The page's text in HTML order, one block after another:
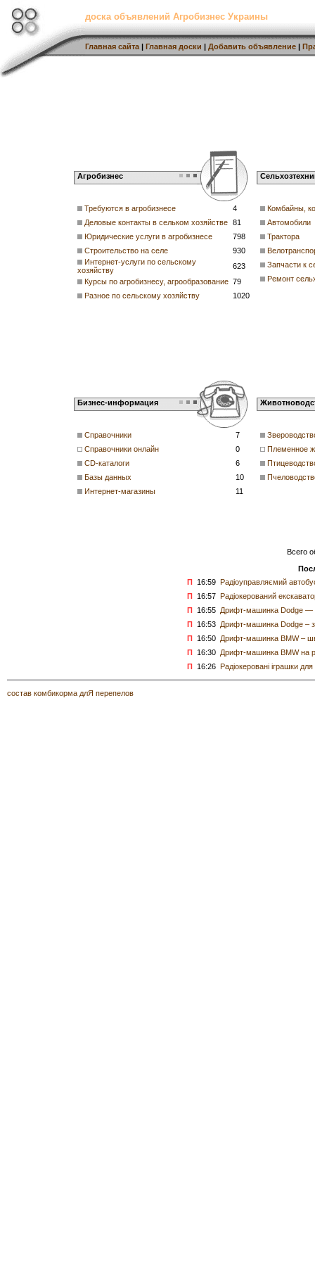
доска объявлений Агробизнес Украины
Главная сайта | Главная доски | Добавить объявление |
Агробизнес
Требуются в агробизнесе
4
Деловые контакты в сельком хозяйстве 81
Юридические услуги в агробизнесе
798
Строительство на селе
930
Интернет-услуги по сельскому
хозяйству
623
Курсы по агробизнесу, агрообразование 79
Разное по сельскому хозяйству
1020
Комбайны,
Автомобили
Трактора
Запчасти к
Ремонт
Бизнес-информация
Справочники
7
Справочники онлайн
0
CD-каталоги
6
Базы данных
10
Интернет-магазины
11
Племенное
Всего
П 16:59 Радіоуправляємий
П 16:57 Радіокерований
П 16:55 Дрифт-машинка Dodge —
П 16:53 Дрифт-машинка Dodge –
П 16:50 Дрифт-машинка BMW –
П 16:30 Дрифт-машинка BMW на
П 16:26 Радіокеровані іграшки
состав комбикорма длЯ перепелов